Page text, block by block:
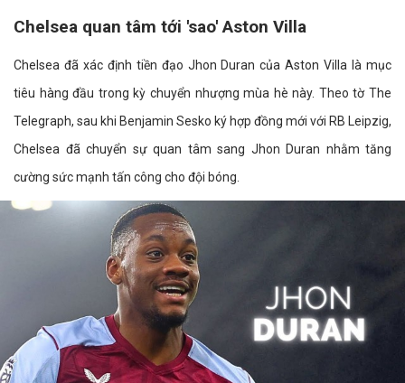
Chelsea quan tâm tới 'sao' Aston Villa
Chelsea đã xác định tiền đạo Jhon Duran của Aston Villa là mục
tiêu hàng đầu trong kỳ chuyển nhượng mùa hè này. Theo tờ The
Telegraph, sau khi Benjamin Sesko ký hợp đồng mới với RB Leipzig,
Chelsea đã chuyển sự quan tâm sang Jhon Duran nhằm tăng
cường sức mạnh tấn công cho đội bóng.